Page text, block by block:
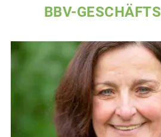
BBV-